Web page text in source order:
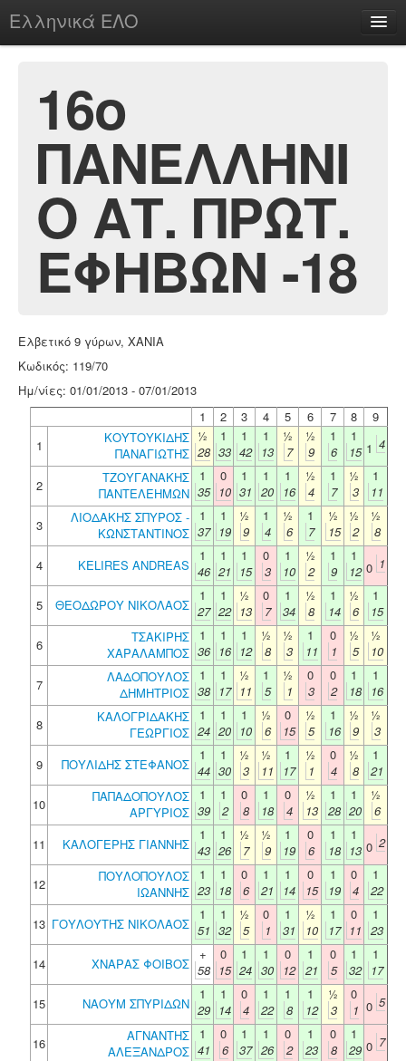
Ελληνικά ΕΛΟ
chesstu.be @ discord
Login
16ο
ΠΑΝΕΛΛΗΝΙ
Ο ΑΤ. ΠΡΩΤ.
ΕΦΗΒΩΝ -18
Ελβετικό 9 γύρων, ΧΑΝΙΑ
Κωδικός: 119/70
Ημ/νίες: 01/01/2013 - 07/01/2013
1
2 3 4 5 6 7 8
9
1
ΚΟΥΤΟΥΚΙΔΗΣ
ΠΑΝΑΓΙΩΤΗΣ
½
28
1
33
1
42
1
13
½
7
½
9
1
6
1
15 1 4
2
ΤΖΟΥΓΑΝΑΚΗΣ
ΠΑΝΤΕΛΕΗΜΩΝ
1
35
0
10
1
31
1
20
1
16
½
4
1
7
½
3
1
11
3
ΛΙΟΔΑΚΗΣ ΣΠΥΡΟΣ -
ΚΩΝΣΤΑΝΤΙΝΟΣ
1
37
1
19
½
9
1
4
½
6
1
7
½
15
½
2
½
8
4
KELIRES ANDREAS
1
46
1
21
1
15
0
3
1
10
½
2
1
9
1
12 0 1
5 ΘΕΟΔΩΡΟΥ ΝΙΚΟΛΑΟΣ
1
27
1
22
½
13
0
7
1
34
½
8
1
14
½
6
1
15
6
ΤΣΑΚΙΡΗΣ
ΧΑΡΑΛΑΜΠΟΣ
1
36
1
16
1
12
½
8
½
3
1
11
0
1
½
5
½
10
7
ΛΑΔΟΠΟΥΛΟΣ
ΔΗΜΗΤΡΙΟΣ
1
38
1
17
½
11
1
5
½
1
0
3
0
2
1
18
1
16
8
ΚΑΛΟΓΡΙΔΑΚΗΣ
ΓΕΩΡΓΙΟΣ
1
24
1
20
1
10
½
6
0
15
½
5
1
16
½
9
½
3
9
ΠΟΥΛΙΔΗΣ ΣΤΕΦΑΝΟΣ
1
44
1
30
½
3
½
11
1
17
½
1
0
4
½
8
1
21
10
ΠΑΠΑΔΟΠΟΥΛΟΣ
ΑΡΓΥΡΙΟΣ
1
39
1
2
0
8
1
18
0
4
½
13
1
28
1
20
½
6
11
ΚΑΛΟΓΕΡΗΣ ΓΙΑΝΝΗΣ
1
43
1
26
½
7
½
9
1
19
0
6
1
18
1
13 0 2
12
ΠΟΥΛΟΠΟΥΛΟΣ
ΙΩΑΝΝΗΣ
1
23
1
18
0
6
1
21
1
14
0
15
1
19
0
4
1
22
13 ΓΟΥΛΟΥΤΗΣ ΝΙΚΟΛΑΟΣ
1
51
1
32
½
5
0
1
1
31
½
10
1
17
0
11
1
23
14
ΧΝΑΡΑΣ ΦΟΙΒΟΣ
+
58
0
15
1
24
1
30
0
12
1
21
0
5
1
32
1
17
15
ΝΑΟΥΜ ΣΠΥΡΙΔΩΝ
1
29
1
14
0
4
1
22
1
8
1
12
½
3
0
1 0 5
16
ΑΓΝΑΝΤΗΣ
ΑΛΕΞΑΝΔΡΟΣ
1
41
0
6
1
37
1
26
0
2
1
23
0
8
1
29 0 7